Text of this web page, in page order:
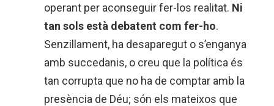
operant per aconseguir fer-los realitat. Ni
tan sols està debatent com fer-ho.
Senzillament, ha desaparegut o s’enganya
amb succedanis, o creu que la política és
tan corrupta que no ha de comptar amb la
presència de Déu; són els mateixos que